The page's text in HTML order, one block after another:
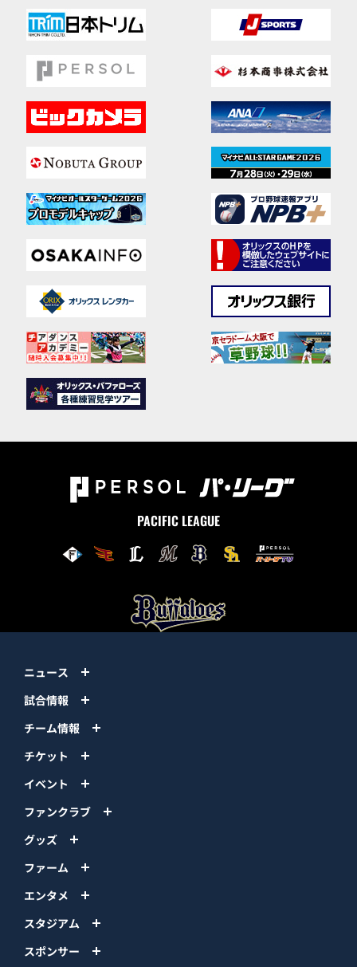
PACIFIC LEAGUE
ニュース
試合情報
チーム情報
チケット
イベント
ファンクラブ
グッズ
ファーム
エンタメ
スタジアム
スポンサー